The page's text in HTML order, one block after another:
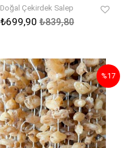
Doğal Çekirdek Salep
₺699,90 ₺839,80
%17